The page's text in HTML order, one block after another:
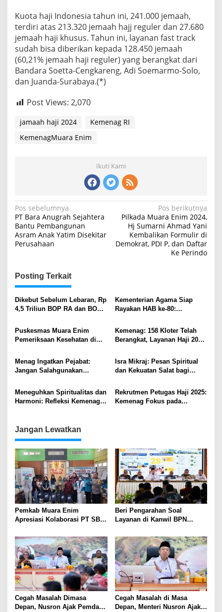
Kuota haji Indonesia tahun ini, 241.000 jemaah,
terdiri atas 213.320 jemaah hajj reguler dan 27.680
jemaah haji khusus. Tahun ini, layanan fast track
sudah bisa diberikan kepada 128.450 jemaah
(60,21% jemaah haji reguler) yang berangkat dari
Bandara Soetta-Cengkareng, Adi Soemarmo-Solo,
dan Juanda-Surabaya.(*)
Post Views: 2,070
jamaah haji 2024
Kemenag RI
KemenagMuara Enim
Ikuti Kami
Navigasi
pos
Pos sebelumnya
PT Bara Anugrah Sejahtera
Bantu Pembangunan
Asram Anak Yatim Disekitar
Perusahaan
Pos berikutnya
Pilkada Muara Enim 2024,
Hj Sumarni Ahmad Yani
Kembalikan Formulir di
Demokrat, PDI P, dan Daftar
Ke Perindo
Posting Terkait
Dikebut Sebelum Lebaran, Rp
4,5 Triliun BOP RA dan BOS
Kementerian Agama Siap
Rayakan HAB ke-80:
Kerukunan, Sinergi, dan
Kemajuan Bangsa
Puskesmas Muara Enim
Pemeriksaan Kesehatan di
Kolaborasi Pendidikan dan
Kesehatan
Kemenag: 158 Kloter Telah
Berangkat, Layanan Haji 2025
Menag Ingatkan Pejabat:
Jangan Salahgunakan
Isra Mikraj: Pesan Spiritual
dan Kekuatan Salat bagi
Meneguhkan Spiritualitas dan
Harmoni: Refleksi Kemenag
Rekrutmen Petugas Haji 2025:
Kemenag Fokus pada
Jangan Lewatkan
Pemkab Muara Enim
Apresiasi Kolaborasi PT SBS
Warga Sekitar Tambang
Beri Pengarahan Soal
Layanan di Kanwil BPN
Nusron: Gunakan Sudut
Pandang Masyarakat
Cegah Masalah Dimasa
Depan, Nusron Ajak Pemda
Cegah Masalah di Masa
Depan, Menteri Nusron Ajak